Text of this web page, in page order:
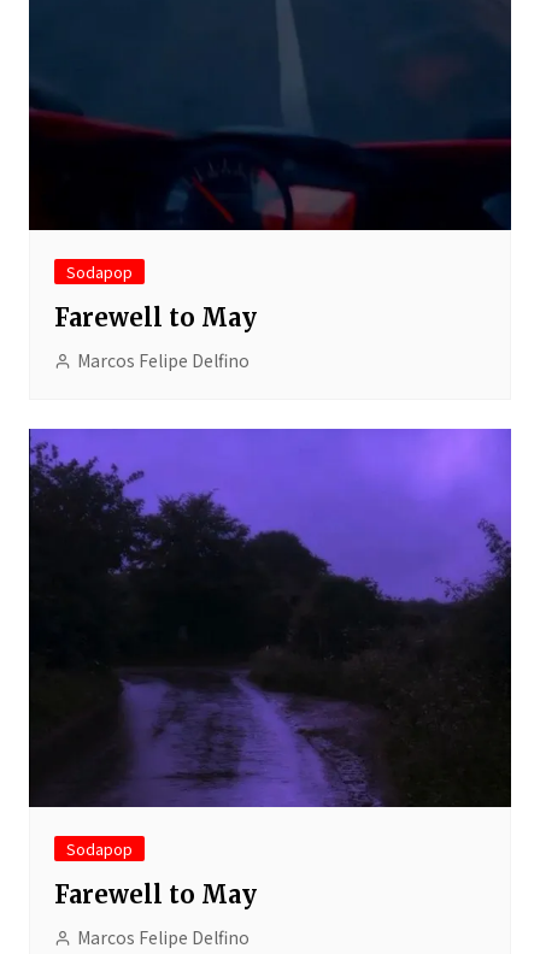
Sodapop
Farewell to May
Marcos Felipe Delfino
Sodapop
Farewell to May
Marcos Felipe Delfino